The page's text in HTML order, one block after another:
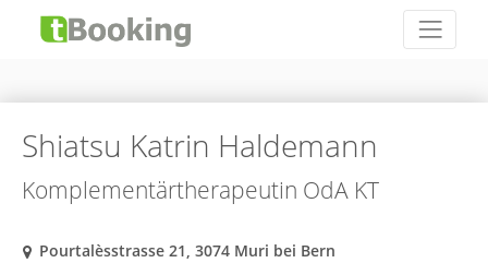
Shiatsu Katrin Haldemann
Komplementärtherapeutin OdA KT
Pourtalèsstrasse 21, 3074 Muri bei Bern